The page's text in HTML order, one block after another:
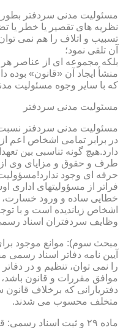
مسئولیت مدنی سردفتر بطور
نظریه های تقصیر یا خطر یا
تسبیب و اتلاف را هم نمی
آن تلقی نمود؛
بلکه مجموعه ای از عناصر
منشأ ایجاد آن «قانون»
که با سایر وجوه مسئولیت
مسئولیت مدنی سردفتر
مسئولیت مدنی سردفتر
در برابر تمامی اشخاص اعم
دارد.هیچ گونه تناسبی بین
طرف و حقوق و مزایای وی
حرفه ای وجود
فراتر از مسؤولیتهای
خطایی ساده و ورود
اشخاص زیاندیده است و با
وظایف سردفتران اسناد
را نمی توان، تنظیم و در
موافق مقررات و قانون
دفتریارانی که برخلاف
متخلف محسوب می شدند.
ماده ۲۹ و ثبت اسناد